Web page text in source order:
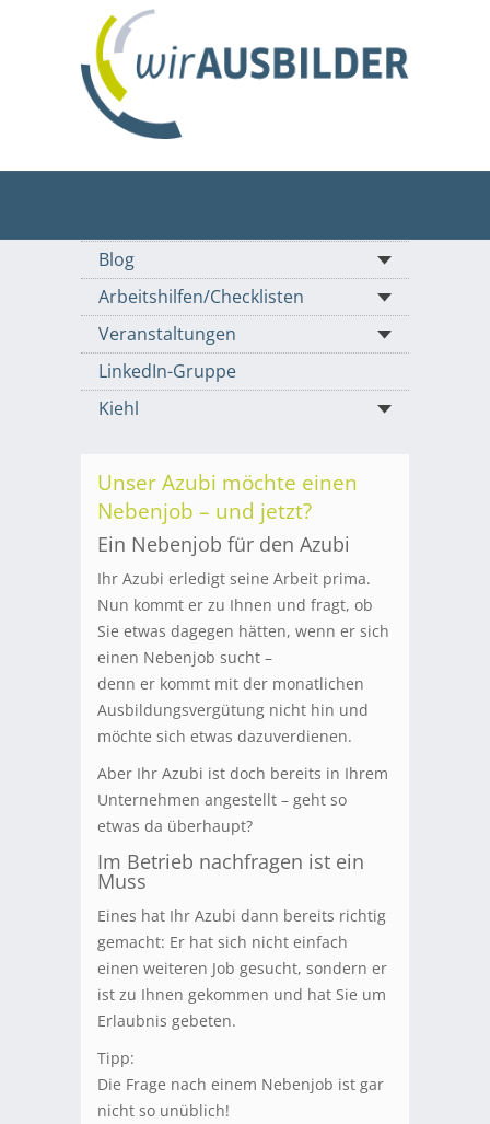
Blog
Arbeitshilfen/Checklisten
Veranstaltungen
LinkedIn-Gruppe
Kiehl
Unser Azubi möchte einen
Nebenjob – und jetzt?
Ein Nebenjob für den Azubi
Ihr Azubi erledigt seine Arbeit prima.
Nun kommt er zu Ihnen und fragt, ob
Sie etwas dagegen hätten, wenn er sich
einen Nebenjob sucht –
denn er kommt mit der monatlichen
Ausbildungsvergütung nicht hin und
möchte sich etwas dazuverdienen.
Aber Ihr Azubi ist doch bereits in Ihrem
Unternehmen angestellt – geht so
etwas da überhaupt?
Im Betrieb nachfragen ist ein
Muss
Eines hat Ihr Azubi dann bereits richtig
gemacht: Er hat sich nicht einfach
einen weiteren Job gesucht, sondern er
ist zu Ihnen gekommen und hat Sie um
Erlaubnis gebeten.
Tipp:
Die Frage nach einem Nebenjob ist gar
nicht so unüblich!